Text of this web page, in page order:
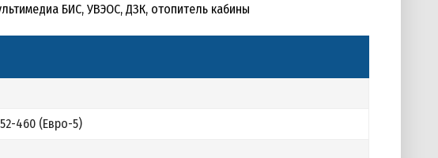
БИС, УВЭОС, ДЗК, отопитель кабины
460 (Евро-5)